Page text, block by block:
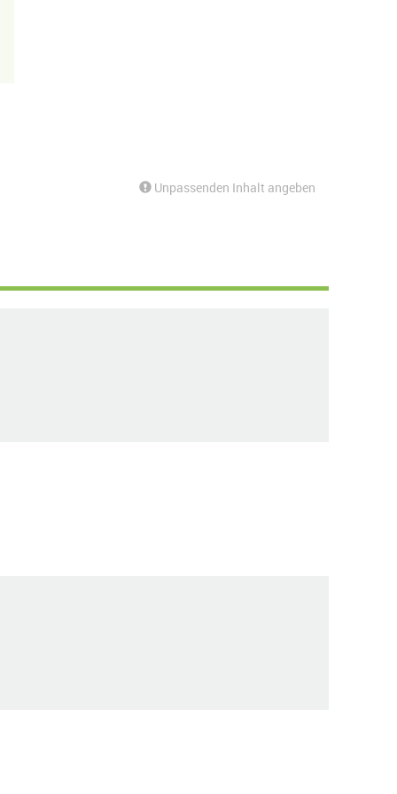
Unpassenden Inhalt angeben